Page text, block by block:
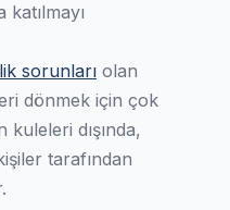
sorunları olan
dönmek için çok
kuleleri dışında,
tarafından